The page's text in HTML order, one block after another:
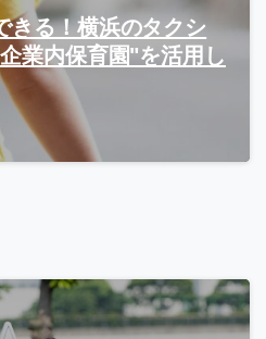
きる！横浜のタクシ
業内保育園"を活用し